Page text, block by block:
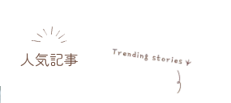
人気記事